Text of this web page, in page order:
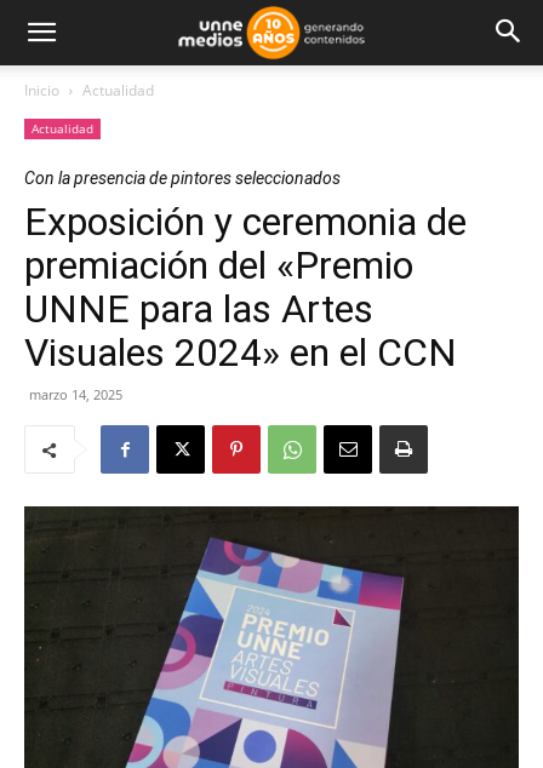
Inicio Actualidad
Actualidad
Con la presencia de pintores seleccionados
Exposición y ceremonia de
premiación del «Premio
UNNE para las Artes
Visuales 2024» en el CCN
marzo 14, 2025